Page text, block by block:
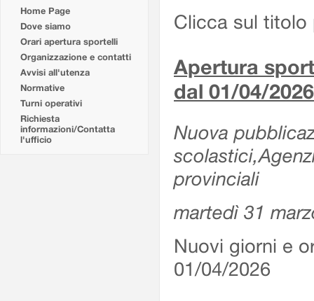
Home Page
Dove siamo
Orari apertura sportelli
Organizzazione e contatti
Avvisi all'utenza
Normative
Turni operativi
Richiesta
informazioni/Contatta
l'ufficio
Clicca sul titolo
Apertura
dal 01/04/2026
Nuova
provinciali
martedì 31
Nuovi giorni e
01/04/2026